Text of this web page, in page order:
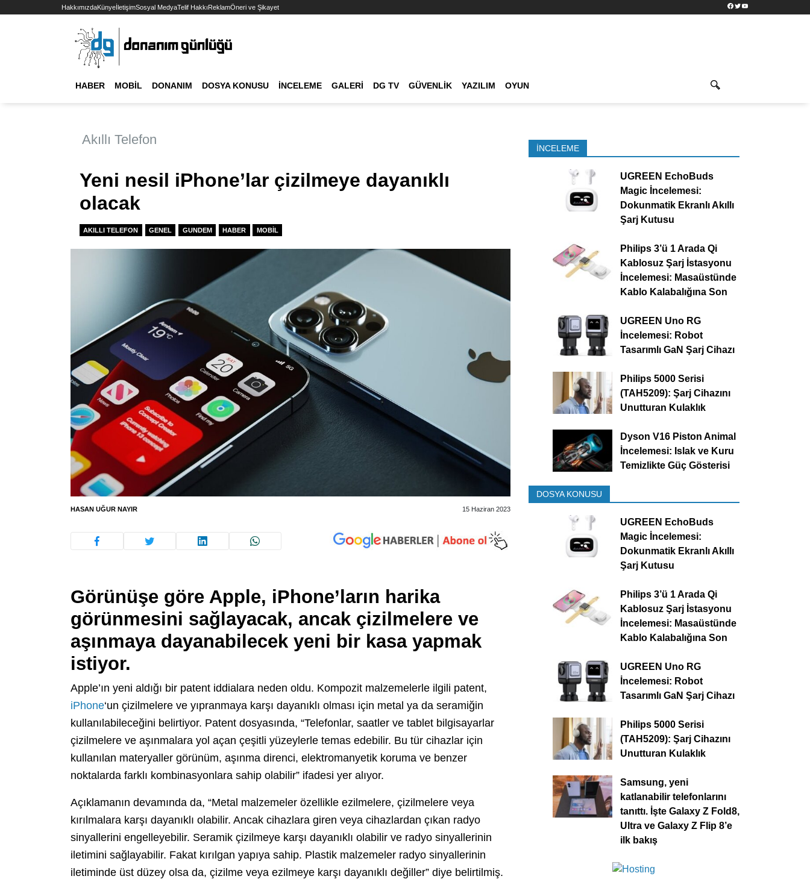
HakkımızdaKünyeİletişimSosyal MedyaTelif HakkıReklamÖneri ve Şikayet Facebook
TwitterYouTube
HABER MOBIL DONANIM DOSYA KONUSU İNCELEME GALERI DG TV GÜVENLIK YAZILIM OYUN
Akıllı Telefon
Yeni nesil iPhone’lar çizilmeye dayanıklı
olacak
AKILLI TELEFON GENEL GUNDEM HABER MOBIL
HASAN UĞUR NAYIR 15 Haziran 2023
Görünüşe göre Apple, iPhone’ların harika
görünmesini sağlayacak, ancak çizilmelere ve
aşınmaya dayanabilecek yeni bir kasa yapmak
istiyor.
Apple’ın yeni aldığı bir patent iddialara neden oldu. Kompozit malzemelerle ilgili patent,
iPhone‘un çizilmelere ve yıpranmaya karşı dayanıklı olması için metal ya da seramiğin
kullanılabileceğini belirtiyor. Patent dosyasında, “Telefonlar, saatler ve tablet bilgisayarlar
çizilmelere ve aşınmalara yol açan çeşitli yüzeylerle temas edebilir. Bu tür cihazlar için
kullanılan materyaller görünüm, aşınma direnci, elektromanyetik koruma ve benzer
noktalarda farklı kombinasyonlara sahip olabilir” ifadesi yer alıyor.
Açıklamanın devamında da, “Metal malzemeler özellikle ezilmelere, çizilmelere veya
kırılmalara karşı dayanıklı olabilir. Ancak cihazlara giren veya cihazlardan çıkan radyo
sinyallerini engelleyebilir. Seramik çizilmeye karşı dayanıklı olabilir ve radyo sinyallerinin
iletimini sağlayabilir. Fakat kırılgan yapıya sahip. Plastik malzemeler radyo sinyallerinin
iletiminde üst düzey olsa da, çizilme veya ezilmeye karşı dayanıklı değiller” diye belirtilmiş.
İNCELEME
UGREEN EchoBuds
Magic İncelemesi:
Dokunmatik Ekranlı Akıllı
Şarj Kutusu
Philips 3’ü 1 Arada Qi
Kablosuz Şarj İstasyonu
İncelemesi: Masaüstünde
Kablo Kalabalığına Son
UGREEN Uno RG
İncelemesi: Robot
Tasarımlı GaN Şarj Cihazı
Philips 5000 Serisi
(TAH5209): Şarj Cihazını
Unutturan Kulaklık
Dyson V16 Piston Animal
İncelemesi: Islak ve Kuru
Temizlikte Güç Gösterisi
DOSYA KONUSU
UGREEN EchoBuds
Magic İncelemesi:
Dokunmatik Ekranlı Akıllı
Şarj Kutusu
Philips 3’ü 1 Arada Qi
Kablosuz Şarj İstasyonu
İncelemesi: Masaüstünde
Kablo Kalabalığına Son
UGREEN Uno RG
İncelemesi: Robot
Tasarımlı GaN Şarj Cihazı
Philips 5000 Serisi
(TAH5209): Şarj Cihazını
Unutturan Kulaklık
Samsung, yeni
katlanabilir telefonlarını
tanıttı. İşte Galaxy Z Fold8,
Ultra ve Galaxy Z Flip 8’e
ilk bakış